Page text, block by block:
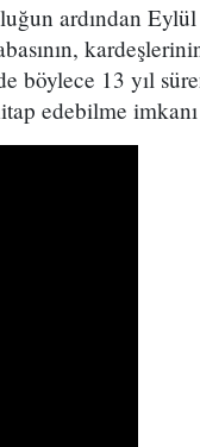
ardından
böylece 13 yıl
edebilme